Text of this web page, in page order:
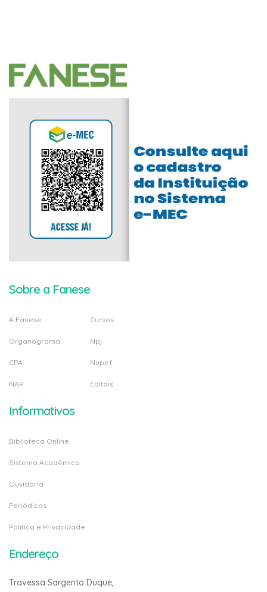
Sobre a Fanese
A Fanese
Organograma
CPA
NAP
Cursos
Npj
Nupef
Editais
Informativos
Biblioteca Online
Sistema Acadêmico
Ouvidoria
Periódicos
Politica e Privacidade
Endereço
Travessa Sargento Duque,